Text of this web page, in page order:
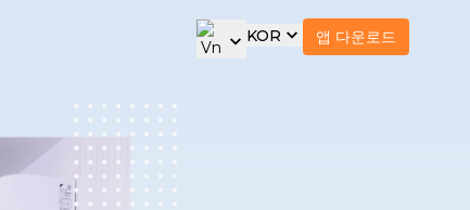
케어 및 지원 서비스
bCare - 육아
bCare - 노인 케어
Malaysia
KOR 앱 다운로드